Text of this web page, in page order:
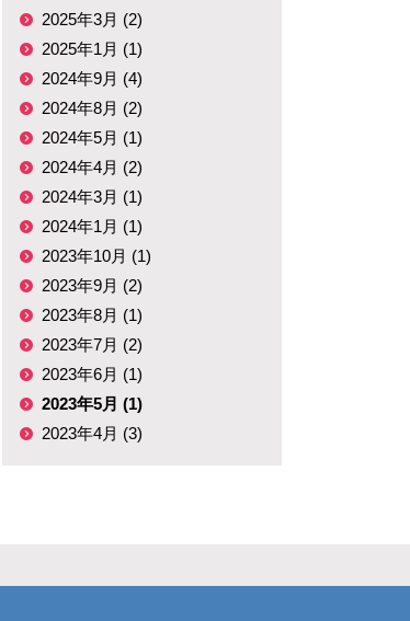
2025年3月 (2)
2025年1月 (1)
2024年9月 (4)
2024年8月 (2)
2024年5月 (1)
2024年4月 (2)
2024年3月 (1)
2024年1月 (1)
2023年10月 (1)
2023年9月 (2)
2023年8月 (1)
2023年7月 (2)
2023年6月 (1)
2023年5月 (1)
2023年4月 (3)